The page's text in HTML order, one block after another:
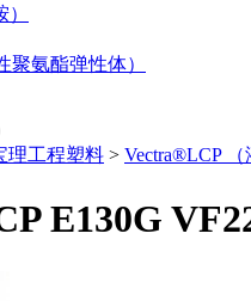
聚氨酯弹性体）
理工程塑料 > Vectra®LCP （
E130G